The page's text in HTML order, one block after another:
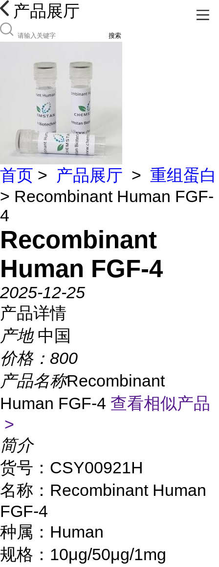
产品展厅
搜索
首页 > 产品展厅 > 重组蛋白
> Recombinant Human FGF-
4
Recombinant
Human FGF-4
2025-12-25
产品详情
产地 中国
价格： 800
产品名称Recombinant
Human FGF-4 查看相似产品
>
简介
货号：CSY00921H
名称： Recombinant Human
FGF-4
种属： Human
规格： 10μg/50μg/1mg